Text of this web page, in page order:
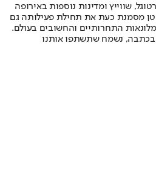
שווייץ ומדינות נוספות באירופה
מסמנת כעת את תחילת פעילותה גם
התחרותיים והחשובים בעולם.
נשמח שתשתפו אותנו